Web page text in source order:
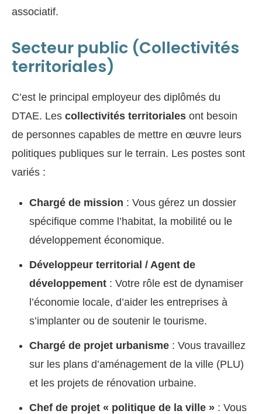
associatif.
Secteur public (Collectivités
territoriales)
C’est le principal employeur des diplômés du
DTAE. Les collectivités territoriales ont besoin
de personnes capables de mettre en œuvre leurs
politiques publiques sur le terrain. Les postes sont
variés :
Chargé de mission : Vous gérez un dossier
spécifique comme l’habitat, la mobilité ou le
développement économique.
Développeur territorial / Agent de
développement : Votre rôle est de dynamiser
l’économie locale, d’aider les entreprises à
s’implanter ou de soutenir le tourisme.
Chargé de projet urbanisme : Vous travaillez
sur les plans d’aménagement de la ville (PLU)
et les projets de rénovation urbaine.
Chef de projet « politique de la ville » : Vous